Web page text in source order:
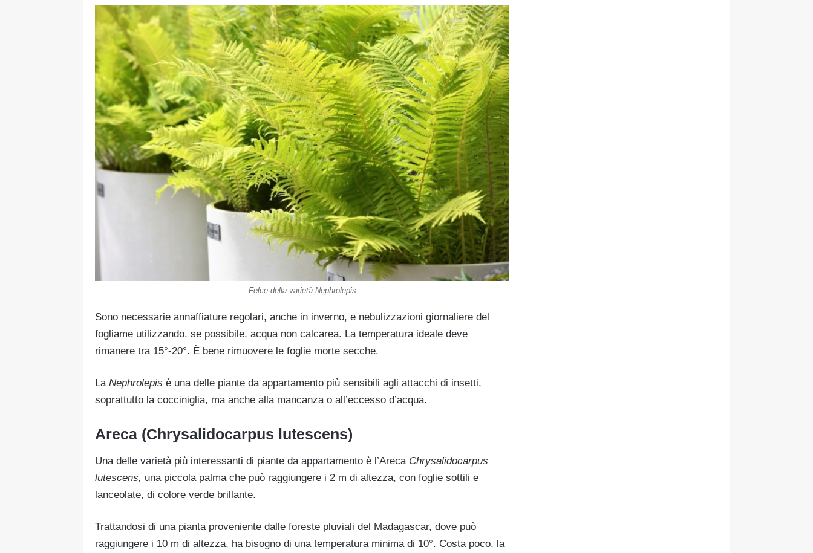
Felce della varietà Nephrolepis
Sono necessarie annaffiature regolari, anche in inverno, e nebulizzazioni giornaliere del
fogliame utilizzando, se possibile, acqua non calcarea. La temperatura ideale deve
rimanere tra 15°-20°. È bene rimuovere le foglie morte secche.
La Nephrolepis è una delle piante da appartamento più sensibili agli attacchi di insetti,
soprattutto la cocciniglia, ma anche alla mancanza o all’eccesso d’acqua.
Areca (Chrysalidocarpus lutescens)
Una delle varietà più interessanti di piante da appartamento è l’Areca Chrysalidocarpus
lutescens, una piccola palma che può raggiungere i 2 m di altezza, con foglie sottili e
lanceolate, di colore verde brillante.
Trattandosi di una pianta proveniente dalle foreste pluviali del Madagascar, dove può
raggiungere i 10 m di altezza, ha bisogno di una temperatura minima di 10°. Costa poco, la